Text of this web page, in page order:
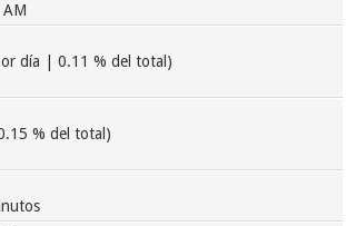
día | 0.11 % del total)
% del total)